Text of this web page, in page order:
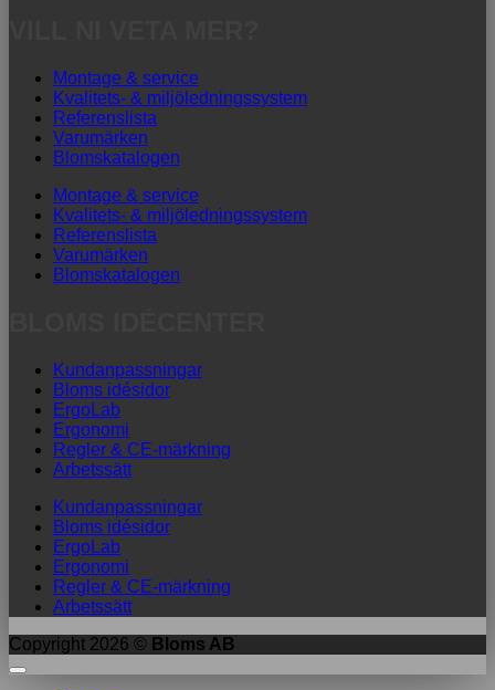
Montage & service
Kvalitets- & miljöledningssystem
Referenslista
Varumärken
Blomskatalogen
Montage & service
Kvalitets- & miljöledningssystem
Referenslista
Varumärken
Blomskatalogen
Kundanpassningar
Bloms idésidor
ErgoLab
Ergonomi
Regler & CE-märkning
Arbetssätt
Kundanpassningar
Bloms idésidor
ErgoLab
Ergonomi
Regler & CE-märkning
Arbetssätt
Copyright 2026 © Bloms AB